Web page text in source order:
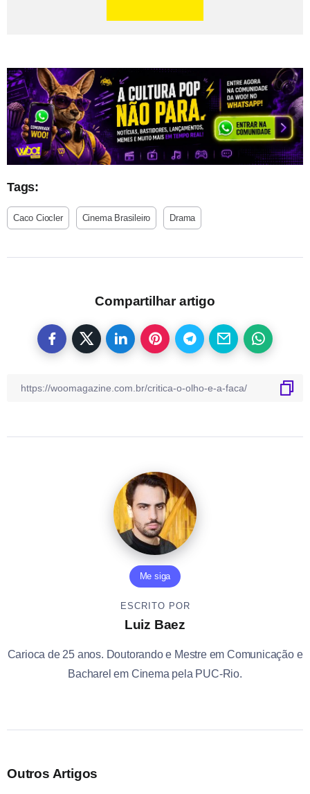
Tags:
Caco Ciocler Cinema Brasileiro Drama
Compartilhar artigo
Me siga
ESCRITO POR
Luiz Baez
Carioca de 25 anos. Doutorando e Mestre em Comunicação e
Bacharel em Cinema pela PUC-Rio.
Outros Artigos